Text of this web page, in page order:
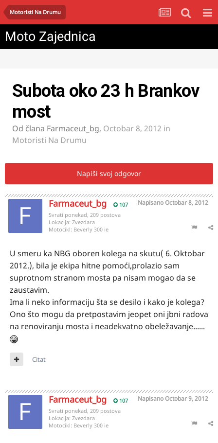
Motoristi Na Drumu
Moto Zajednica
Subota oko 23 h Brankov
most
Od člana Farmaceut_bg, Octobar 8, 2012 in
Motoristi Na Drumu
Napiši svoj odgovor
Farmaceut_bg 107 NapisanoOctobar 8, 2012
Svrati ponekad, 209 postova
Lokacija: Zvezdara
Motocikl: Beverly 300 ie
U smeru ka NBG oboren kolega na skutu( 6. Oktobar
2012.), bila je ekipa hitne pomoći,prolazio sam
suprotnom stranom mosta pa nisam mogao da se
zaustavim.
Ima li neko informaciju šta se desilo i kako je kolega?
Ono što mogu da pretpostavim jeopet oni jbni radova
na renoviranju mosta i neadekvatno obeležavanje......
Citat
Farmaceut_bg 107 NapisanoOctobar 9, 2012
Svrati ponekad, 209 postova
Lokacija: Zvezdara
Motocikl: Beverly 300 ie